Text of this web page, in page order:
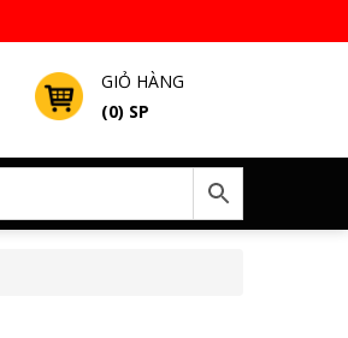
GIỎ HÀNG
(0) SP